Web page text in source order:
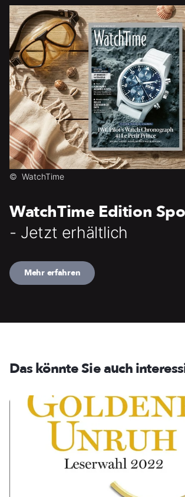
© WatchTime
WatchTime Edition
- Jetzt erhältlich
Mehr erfahren
Das könnte Sie auch